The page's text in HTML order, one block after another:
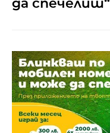
да спечелиш“